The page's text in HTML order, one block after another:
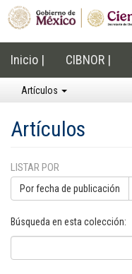
Inicio | CIBNOR |
Artículos
Artículos
LISTAR POR
Por fecha de publicación
Búsqueda en esta colección: